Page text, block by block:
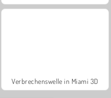
Verbrechenswelle in Miami 3D